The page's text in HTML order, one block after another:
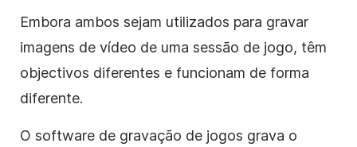
Embora ambos sejam utilizados para gravar
imagens de vídeo de uma sessão de jogo, têm
objectivos diferentes e funcionam de forma
diferente.
O software de gravação de jogos grava o